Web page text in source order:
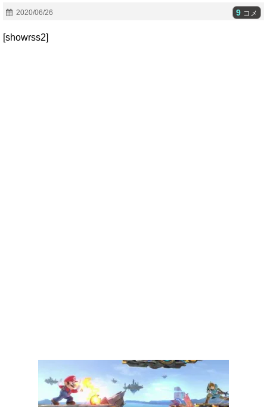
2020/06/26 9 コメ
[showrss2]